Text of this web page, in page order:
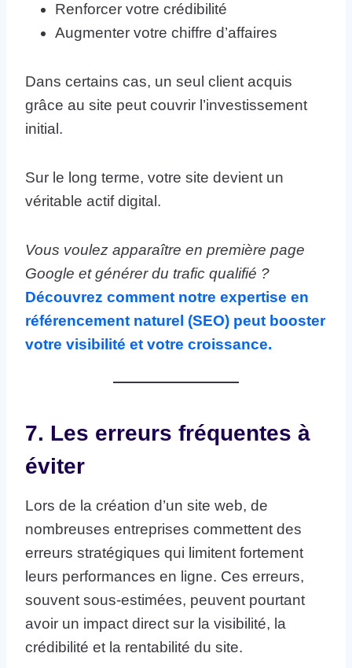
Renforcer votre crédibilité
Augmenter votre chiffre d’affaires
Dans certains cas, un seul client acquis
grâce au site peut couvrir l’investissement
initial.
Sur le long terme, votre site devient un
véritable actif digital.
Vous voulez apparaître en première page
Google et générer du trafic qualifié ?
Découvrez comment notre expertise en
référencement naturel (SEO) peut booster
votre visibilité et votre croissance.
7. Les erreurs fréquentes à
éviter
Lors de la création d’un site web, de
nombreuses entreprises commettent des
erreurs stratégiques qui limitent fortement
leurs performances en ligne. Ces erreurs,
souvent sous-estimées, peuvent pourtant
avoir un impact direct sur la visibilité, la
crédibilité et la rentabilité du site.